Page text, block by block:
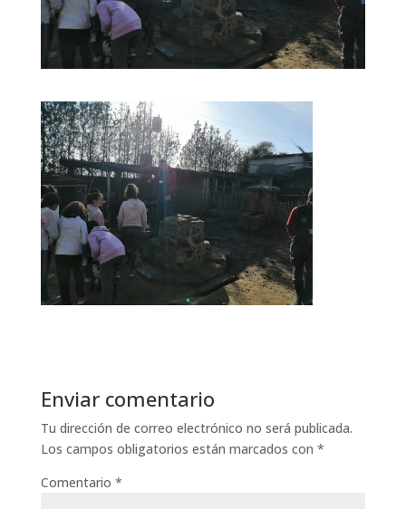
Enviar comentario
Tu dirección de correo electrónico no será publicada.
Los campos obligatorios están marcados con *
Comentario *